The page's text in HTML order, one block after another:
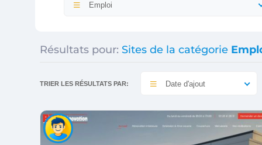
Emploi
Résultats pour: Sites de la catégorie
TRIER LES RÉSULTATS PAR: Date d'ajout